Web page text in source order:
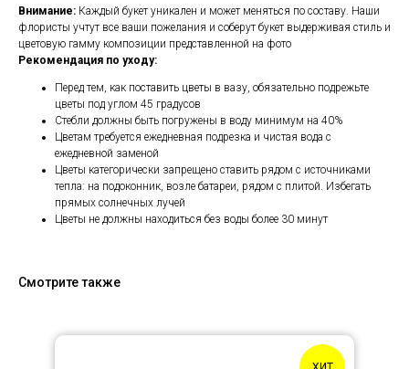
Внимание: Каждый букет уникален и может меняться по составу. Наши
флористы учтут все ваши пожелания и соберут букет выдерживая стиль и
цветовую гамму композиции представленной на фото
Рекомендация по уходу:
Перед тем, как поставить цветы в вазу, обязательно подрежьте
цветы под углом 45 градусов
Стебли должны быть погружены в воду минимум на 40%
Цветам требуется ежедневная подрезка и чистая вода с
ежедневной заменой
Цветы категорически запрещено ставить рядом с источниками
тепла: на подоконник, возле батареи, рядом с плитой. Избегать
прямых солнечных лучей
Цветы не должны находиться без воды более 30 минут
Смотрите также